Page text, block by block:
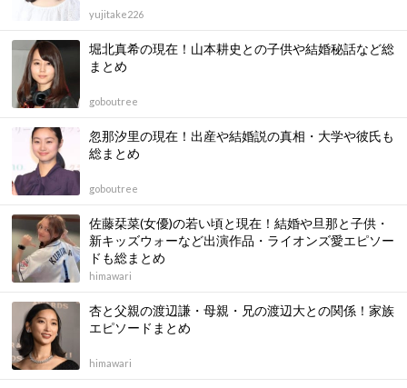
yujitake226
堀北真希の現在！山本耕史との子供や結婚秘話など総
まとめ
goboutree
忽那汐里の現在！出産や結婚説の真相・大学や彼氏も
総まとめ
goboutree
佐藤栞菜(女優)の若い頃と現在！結婚や旦那と子供・
新キッズウォーなど出演作品・ライオンズ愛エピソー
ドも総まとめ
himawari
杏と父親の渡辺謙・母親・兄の渡辺大との関係！家族
エピソードまとめ
himawari